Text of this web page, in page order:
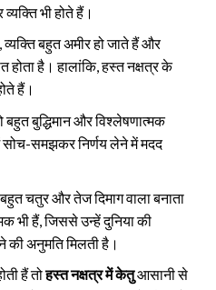
भी होते हैं।
बहुत अमीर हो जाते हैं और
है। हालांकि, हस्त नक्षत्र के
हैं।
बहुत बुद्धिमान और विश्लेषणात्मक
सोच-समझकर निर्णय लेने में मदद
चतुर और तेज दिमाग वाला बनाता
भी हैं, जिससे उन्हें दुनिया की
अनुमति मिलती है।
हैं तोहस्त नक्षत्र में केतुआसानी से